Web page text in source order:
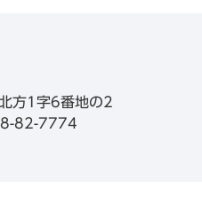
方1字6番地の2
82-7774